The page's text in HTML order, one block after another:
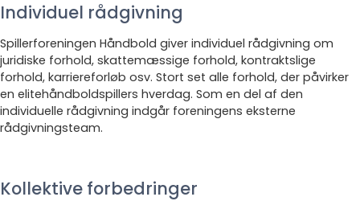
Individuel rådgivning
Spillerforeningen Håndbold giver individuel rådgivning om
juridiske forhold, skattemæssige forhold, kontraktslige
forhold, karriereforløb osv. Stort set alle forhold, der påvirker
en elitehåndboldspillers hverdag. Som en del af den
individuelle rådgivning indgår foreningens eksterne
rådgivningsteam.
Kollektive forbedringer